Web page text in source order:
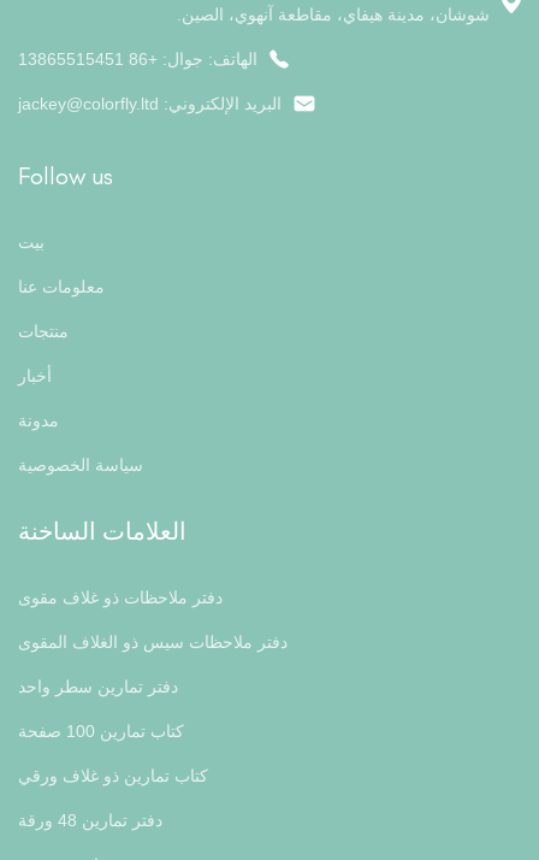
شوشان، مدينة هيفاي، مقاطعة آنهوي، الصين.
الهاتف: جوال: +86 13865515451
البريد الإلكتروني: jackey@colorfly.ltd
Follow us
بيت
معلومات عنا
منتجات
أخبار
مدونة
سياسة الخصوصية
العلامات الساخنة
دفتر ملاحظات ذو غلاف مقوى
دفتر ملاحظات سيس ذو الغلاف المقوى
دفتر تمارين سطر واحد
كتاب تمارين 100 صفحة
كتاب تمارين ذو غلاف ورقي
دفتر تمارين 48 ورقة